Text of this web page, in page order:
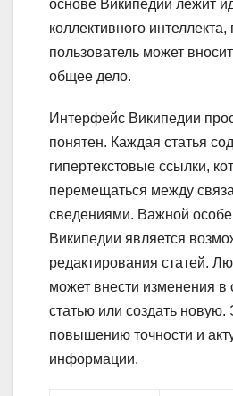
основе Википедии лежит
коллективного
пользователь может
общее дело.
Интерфейс Википедии
понятен. Каждая статья
гипертекстовые ссылки,
перемещаться между
сведениями. Важной
Википедии является
редактирования статей.
может внести изменения
статью или создать новую.
повышению точности и
информации.